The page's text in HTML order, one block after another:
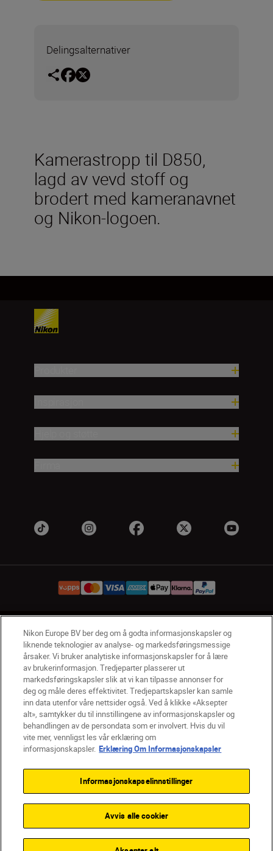
Delingsalternativer
Kamerastropp til D850,
lagd av vevd stoff og
brodert med kameranavnet
og Nikon-logoen.
NO Nikon Sites
Kontakt oss Personvernerklæring
Bruksvilkår
Vilkår og betingelser for Nikon Store
Erklæring Om Informasjonskapsler
Tilgjengelighet
Innstillinger for informasjonskapsler
© 2026 Nikon
Back to top
Nikon Europe BV ber deg om å godta informasjonskapsler og
liknende teknologier av analyse- og markedsføringsmessige
årsaker. Vi bruker analytiske informasjonskapsler for å lære
av brukerinformasjon. Tredjeparter plasserer ut
markedsføringskapsler slik at vi kan tilpasse annonser for
deg og måle deres effektivitet. Tredjepartskapsler kan samle
inn data utenfor våre nettsider også. Ved å klikke «Aksepter
alt», samtykker du til innstillingene av informasjonskapsler og
behandlingen av de persondata som er involvert. Hvis du vil
vite mer, vennligst les vår erklæring om
informasjonskapsler. Erklæring Om Informasjonskapsler
Informasjonskapselinnstillinger
Avvis alle cookier